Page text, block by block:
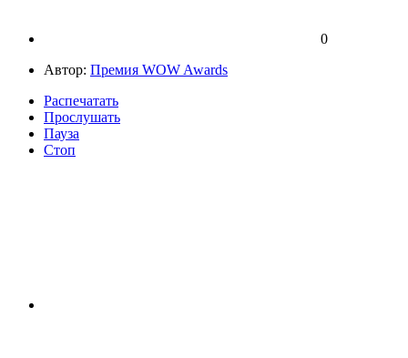
0
Автор: Премия WOW Awards
Распечатать
Прослушать
Пауза
Стоп